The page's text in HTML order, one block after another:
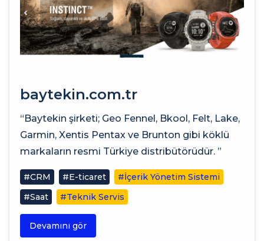
baytekin.com.tr
“Baytekin şirketi; Geo Fennel, Bkool, Felt, Lake,
Garmin, Xentis Pentax ve Brunton gibi köklü
markaların resmi Türkiye distribütörüdür. ”
#CRM #E-ticaret
#İçerik Yönetim Sistemi
#Saat
#Teknik Servis
Devamını gör